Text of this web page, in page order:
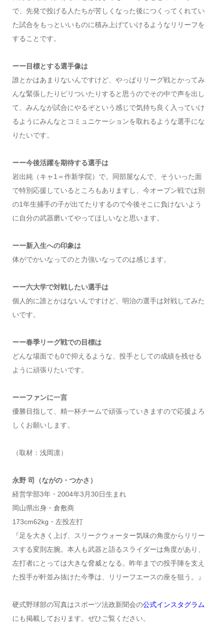
で、先発で投げる人たちが苦しくなった後につくってくれてい
た試合をもっといいものに積み上げていけるようなリリーフを
することです。
ーー目標とする選手像は
誰とかはあまりないんですけど、やっぱりリーグ戦とかってみ
んな緊張したりピリついたりすると思うのでその中で声を出し
て、みんなが試合にやるぞという感じで気持ち良く入っていけ
るようにみんなとコミュニケーションを取れるような選手にな
りたいです。
ーー今後活躍を期待する選手は
岩出純（キャ1＝作新学院）で。同部屋なんで、そういった面
で特別応援しているところもありますし、今オープン戦では別
の1年生捕手の子が出てたりするので今後そこに負けないよう
に自分の武器磨いてやってほしいなと思います。
ーー新入生への印象は
体がでかいなってのと力強いなってのは感じます。
ーー六大学で対戦したい選手は
個人的に誰とかはないんですけど、明治の選手は対戦してみた
いです。
ーー春季リーグ戦での目標は
どんな場面でも0で抑えるような、投手としての成績を残せる
ように頑張りたいです。
ーーファンに一言
優勝目指して、精一杯チームで頑張っていきますので応援よろ
しくお願いします。
（取材：浅岡凛）
永野 司（ながの・つかさ）
経営学部3年・2004年3月30日生まれ
岡山県出身・倉敷商
173cm62kg・左投左打
『足を大きく上げ、スリークウォーター気味の角度からリリー
スする変則左腕。本人も武器と語るスライダーは角度があり、
左打者にとっては大きな脅威となる。昨年までの投手陣を支え
た投手が軒並み抜けた今季は、リリーフエースの座を狙う。』
硬式野球部の写真はスポーツ法政新聞会の公式インスタグラム
にも掲載しております。ぜひご覧ください。